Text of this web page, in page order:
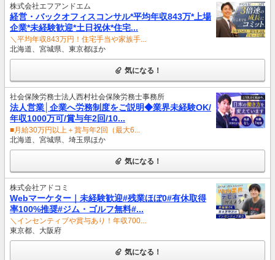
株式会社エフアンドエム
経営・バックオフィスコンサル*平均年収843万*上場
企業*未経験歓迎*土日祝休*住宅...
＼平均年収843万円！住宅手当や家族手...
北海道、宮城県、東京都ほか
気になる！
社会保険労務士法人西村社会保険労務士事務所
法人営業│企業へ労務制度をご説明◆業界未経験OK/
年収1000万可/賞与年2回/10...
■月給30万円以上＋賞与年2回（最大6...
北海道、宮城県、埼玉県ほか
気になる！
株式会社アドコミ
Webマーケター｜未経験歓迎#残業ほぼ0#有休取得
率100%推奨#ジム・ゴルフ無料#...
＼インセンティブや賞与あり！年収700...
東京都、大阪府
気になる！